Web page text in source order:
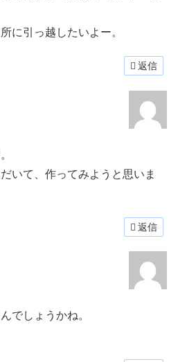
に引っ越したいよー。
返信
いて、作ってみようと思いま
返信
でしょうかね。